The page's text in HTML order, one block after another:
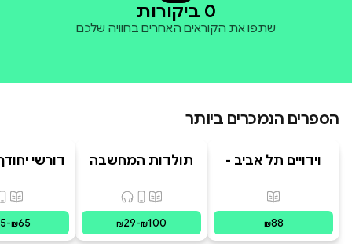
0 ביקורות
שתפו את הקוראים האחרים בחוויה שלכם
הספרים הנמכרים ביותר
וידויים תל אביב -
פורמטים זמינים
מודפס
₪88
תולדות המחשבה
פורמטים זמינים
מודפס,
₪29-₪100
דורשי
-₪65